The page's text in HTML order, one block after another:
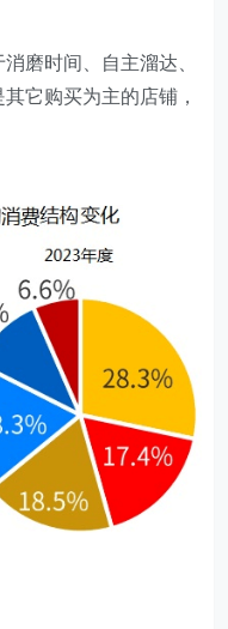
磨时间、自主溜达、
它购买为主的店铺，